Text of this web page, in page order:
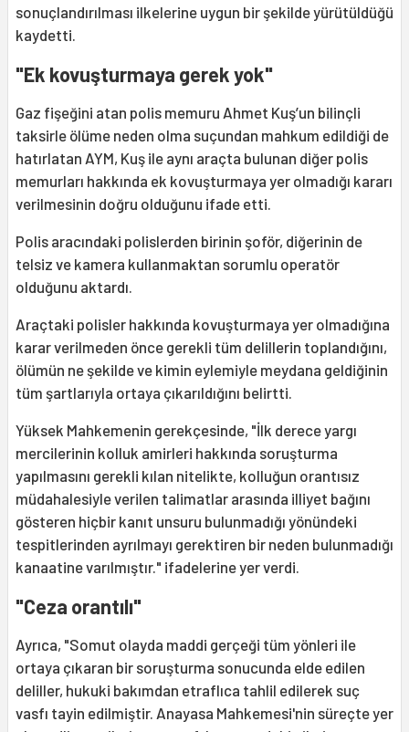
sonuçlandırılması ilkelerine uygun bir şekilde yürütüldüğü
kaydetti.
"Ek kovuşturmaya gerek yok"
Gaz fişeğini atan polis memuru Ahmet Kuş’un bilinçli
taksirle ölüme neden olma suçundan mahkum edildiği de
hatırlatan AYM, Kuş ile aynı araçta bulunan diğer polis
memurları hakkında ek kovuşturmaya yer olmadığı kararı
verilmesinin doğru olduğunu ifade etti.
Polis aracındaki polislerden birinin şoför, diğerinin de
telsiz ve kamera kullanmaktan sorumlu operatör
olduğunu aktardı.
Araçtaki polisler hakkında kovuşturmaya yer olmadığına
karar verilmeden önce gerekli tüm delillerin toplandığını,
ölümün ne şekilde ve kimin eylemiyle meydana geldiğinin
tüm şartlarıyla ortaya çıkarıldığını belirtti.
Yüksek Mahkemenin gerekçesinde, "İlk derece yargı
mercilerinin kolluk amirleri hakkında soruşturma
yapılmasını gerekli kılan nitelikte, kolluğun orantısız
müdahalesiyle verilen talimatlar arasında illiyet bağını
gösteren hiçbir kanıt unsuru bulunmadığı yönündeki
tespitlerinden ayrılmayı gerektiren bir neden bulunmadığı
kanaatine varılmıştır." ifadelerine yer verdi.
"Ceza orantılı"
Ayrıca, "Somut olayda maddi gerçeği tüm yönleri ile
ortaya çıkaran bir soruşturma sonucunda elde edilen
deliller, hukuki bakımdan etraflıca tahlil edilerek suç
vasfı tayin edilmiştir. Anayasa Mahkemesi'nin süreçte yer